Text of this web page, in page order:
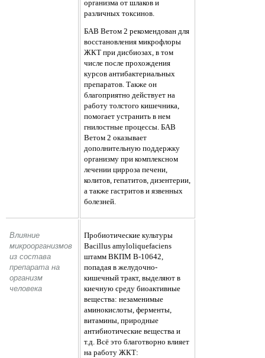
организма от шлаков и
различных токсинов.
БАВ Ветом 2 рекомендован для
восстановления микрофлоры
ЖКТ при дисбиозах, в том
числе после прохождения
курсов антибактериальных
препаратов. Также он
благоприятно действует на
работу толстого кишечника,
помогает устранить в нем
гнилостные процессы. БАВ
Ветом 2 оказывает
дополнительную поддержку
организму при комплексном
лечении цирроза печени,
колитов, гепатитов, дизентерии,
а также гастритов и язвенных
болезней.
Влияние
микроорганизмов
из состава
препарата на
организм
человека
Пробиотические культуры
Bacillus amyloliquefaciens
штамм ВКПМ В-10642,
попадая в желудочно-
кишечный тракт, выделяют в
киечную среду биоактивные
вещества: незаменимые
аминокислоты, ферменты,
витамины, природные
антибиотические вещества и
т.д. Всё это благотворно влияет
на работу ЖКТ: